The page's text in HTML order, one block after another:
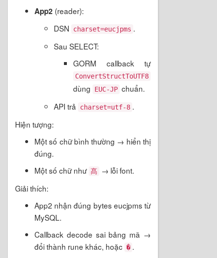
App2 (reader):
DSN
charset=eucjpms .
Sau SELECT:
GORM callback tự
ConvertStructToUTF8
dùng EUC-JP chuẩn.
API trả
charset=utf-8 .
Hiện tượng:
Một số chữ bình thường → hiển thị
đúng.
Một số chữ như 髙
→ lỗi font.
Giải thích:
App2 nhận đúng bytes eucjpms từ
MySQL.
Callback decode sai bảng mã →
đổi thành rune khác, hoặc � .